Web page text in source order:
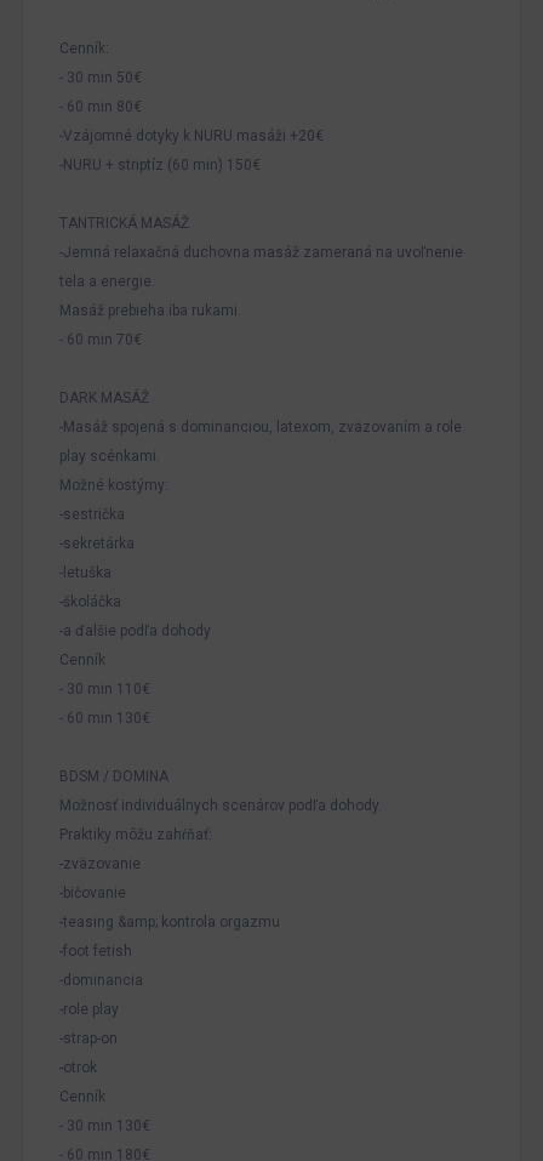
Cenník:
- 30 min 50€
- 60 min 80€
-Vzájomné dotyky k NURU masáži +20€
-NURU + striptíz (60 min) 150€
TANTRICKÁ MASÁŽ
-Jemná relaxačná duchovna masáž zameraná na uvoľnenie
tela a energie.
Masáž prebieha iba rukami.
- 60 min 70€
DARK MASÁŽ
-Masáž spojená s dominanciou, latexom, zväzovaním a role
play scénkami.
Možné kostýmy:
-sestrička
-sekretárka
-letuška
-školáčka
-a ďalšie podľa dohody
Cenník
- 30 min 110€
- 60 min 130€
BDSM / DOMINA
Možnosť individuálnych scenárov podľa dohody.
Praktiky môžu zahŕňať:
-zväzovanie
-bičovanie
-teasing &amp; kontrola orgazmu
-foot fetish
-dominancia
-role play
-strap-on
-otrok
Cenník
- 30 min 130€
- 60 min 180€